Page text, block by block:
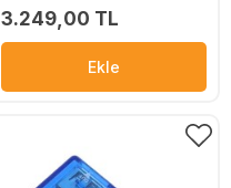
3.249,00 TL
Ekle